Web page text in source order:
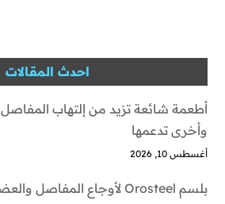
احدث المقالات
أطعمة شائعة تزيد من إلتهاب المفاصل
وأخرى تدعمها
أغسطس 10, 2026
بلسم Orosteel لأوجاع المفاصل والعضلات